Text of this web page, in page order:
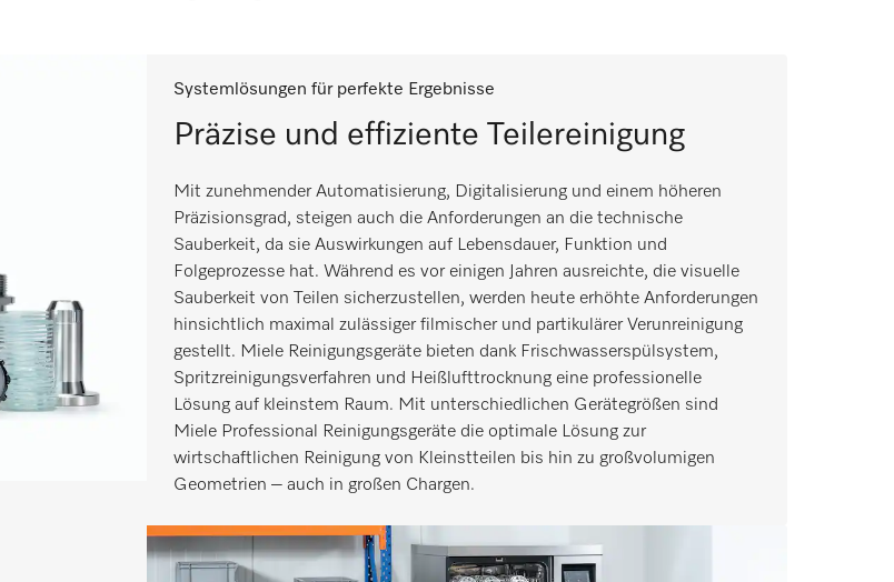
Systemlösungen für perfekte Ergebnisse
Präzise und effiziente Teilereinigung
Mit zunehmender Automatisierung, Digitalisierung und einem höheren
Präzisionsgrad, steigen auch die Anforderungen an die technische
Sauberkeit, da sie Auswirkungen auf Lebensdauer, Funktion und
Folgeprozesse hat. Während es vor einigen Jahren ausreichte, die visuelle
Sauberkeit von Teilen sicherzustellen, werden heute erhöhte Anforderungen
hinsichtlich maximal zulässiger filmischer und partikulärer Verunreinigung
gestellt. Miele Reinigungsgeräte bieten dank Frischwasserspülsystem,
Spritzreinigungsverfahren und Heißlufttrocknung eine professionelle
Lösung auf kleinstem Raum. Mit unterschiedlichen Gerätegrößen sind
Miele Professional Reinigungsgeräte die optimale Lösung zur
wirtschaftlichen Reinigung von Kleinstteilen bis hin zu großvolumigen
Geometrien – auch in großen Chargen.